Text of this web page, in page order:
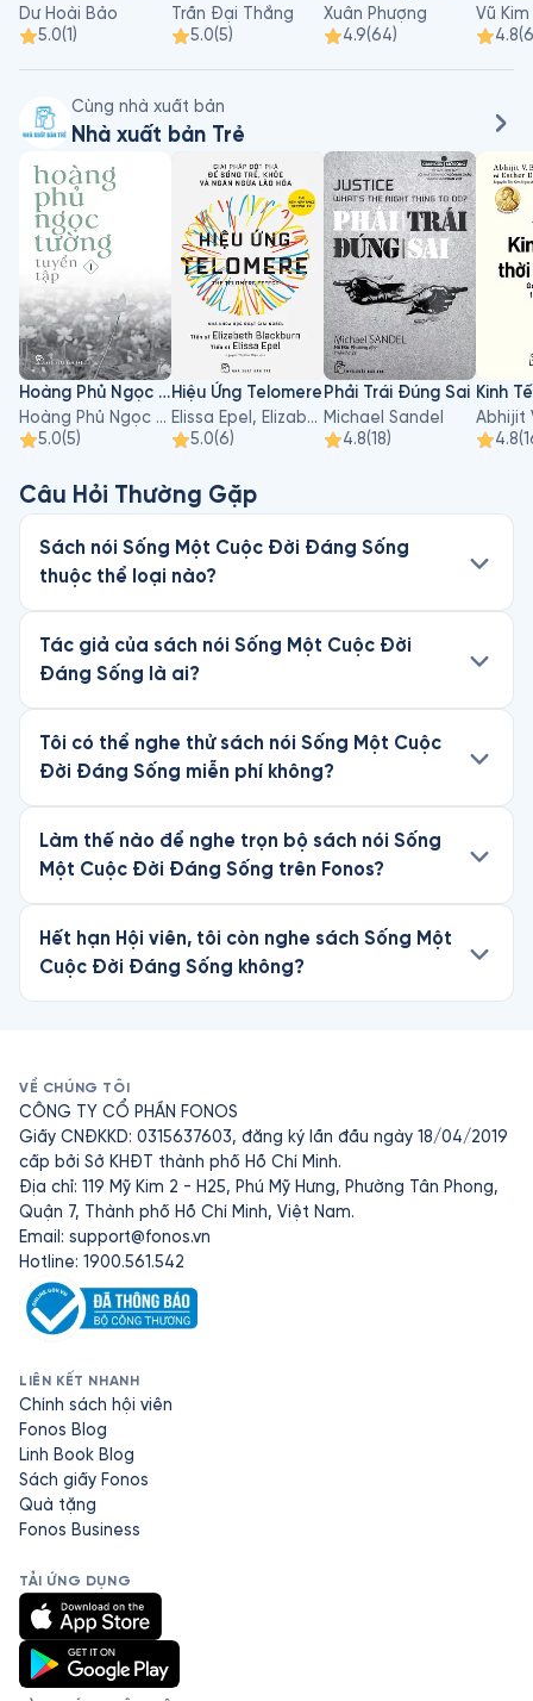
Dư Hoài Bảo
5.0(1)
Trần Đại Thắng
5.0(5)
Xuân Phượng
4.9(64)
Vũ
4.8(6
Cùng nhà xuất bản
Nhà xuất bản Trẻ
Hoàng Phủ Ngọc Tường - Tập 1
Hoàng Phủ Ngọc Tường
5.0(5)
Hiệu Ứng Telomere
Elissa Epel, Elizabeth Blackburn
5.0(6)
Phải Trái Đúng Sai
Michael Sandel
4.8(18) 4.8(
Câu Hỏi Thường Gặp
Sách nói Sống Một Cuộc Đời Đáng Sống
thuộc thể loại nào?
Tác giả của sách nói Sống Một Cuộc Đời
Đáng Sống là ai?
Tôi có thể nghe thử sách nói Sống Một Cuộc
Đời Đáng Sống miễn phí không?
Làm thế nào để nghe trọn bộ sách nói Sống
Một Cuộc Đời Đáng Sống trên Fonos?
Hết hạn Hội viên, tôi còn nghe sách Sống Một
Cuộc Đời Đáng Sống không?
VỀ CHÚNG TÔI
CÔNG TY CỔ PHẦN FONOS
Giấy CNĐKKD: 0315637603, đăng ký lần đầu ngày 18/04/2019
cấp bởi Sở KHĐT thành phố Hồ Chí Minh.
Địa chỉ: 119 Mỹ Kim 2 - H25, Phú Mỹ Hưng, Phường Tân Phong,
Quận 7, Thành phố Hồ Chí Minh, Việt Nam.
Email: support@fonos.vn
Hotline: 1900.561.542
LIÊN KẾT NHANH
Chính sách hội viên
Fonos Blog
Linh Book Blog
Sách giấy Fonos
Quà tặng
Fonos Business
TẢI ỨNG DỤNG